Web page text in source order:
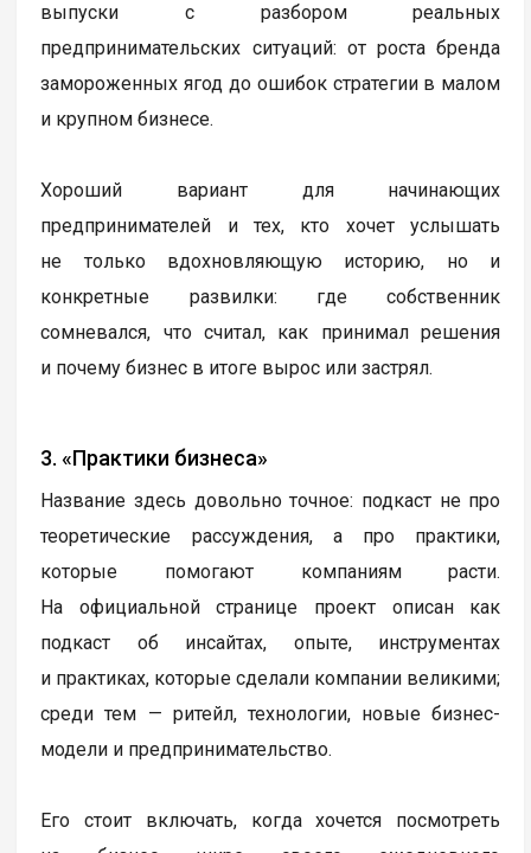
выпуски с разбором реальных
предпринимательских ситуаций: от роста бренда
замороженных ягод до ошибок стратегии в малом
и крупном бизнесе.
Хороший вариант для начинающих
предпринимателей и тех, кто хочет услышать
не только вдохновляющую историю, но и
конкретные развилки: где собственник
сомневался, что считал, как принимал решения
и почему бизнес в итоге вырос или застрял.
3. «Практики бизнеса»
Название здесь довольно точное: подкаст не про
теоретические рассуждения, а про практики,
которые помогают компаниям расти.
На официальной странице проект описан как
подкаст об инсайтах, опыте, инструментах
и практиках, которые сделали компании великими;
среди тем — ритейл, технологии, новые бизнес-
модели и предпринимательство.
Его стоит включать, когда хочется посмотреть